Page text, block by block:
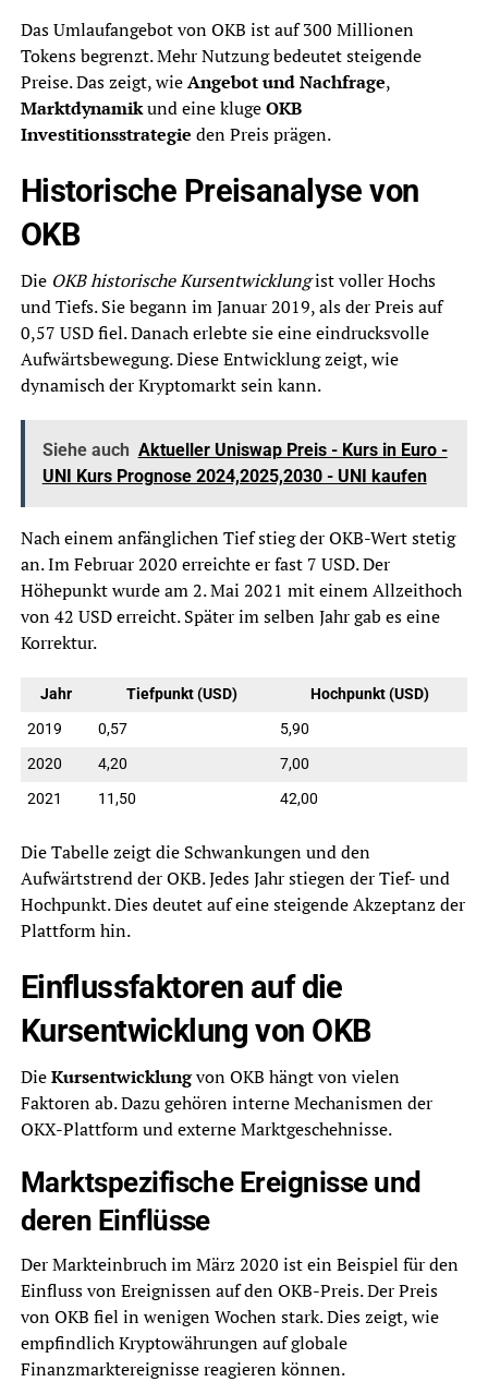
Das Umlaufangebot von OKB ist auf 300 Millionen
Tokens begrenzt. Mehr Nutzung bedeutet steigende
Preise. Das zeigt, wieAngebot und Nachfrage,
Marktdynamikund eine klugeOKB
Investitionsstrategie den Preis prägen.
Historische Preisanalyse von
OKB
Die OKB historische Kursentwicklungist voller Hochs
und Tiefs. Sie begann im Januar 2019, als der Preis auf
0,57 USD fiel. Danach erlebte sie eine eindrucksvolle
Aufwärtsbewegung. Diese Entwicklung zeigt, wie
dynamisch der Kryptomarkt sein kann.
Siehe auch Aktueller Uniswap Preis - Kurs in Euro -
UNI Kurs Prognose 2024,2025,2030 - UNI kaufen
Nach einem anfänglichen Tief stieg der OKB-Wert stetig
an. Im Februar 2020 erreichte er fast 7 USD. Der
Höhepunkt wurde am 2. Mai 2021 mit einem Allzeithoch
von 42 USD erreicht. Später im selben Jahr gab es eine
Korrektur.
Jahr Tiefpunkt (USD)
Hochpunkt (USD)
2019
0,57
5,90
2020
4,20
7,00
2021
11,50 42,00
Die Tabelle zeigt die Schwankungen und den
Aufwärtstrend der OKB. Jedes Jahr stiegen der Tief- und
Hochpunkt. Dies deutet auf eine steigende Akzeptanz der
Plattform hin.
Einflussfaktoren auf die
Kursentwicklung von OKB
DieKursentwicklungvon OKB hängt von vielen
Faktoren ab. Dazu gehören interne Mechanismen der
OKX-Plattform und externe Marktgeschehnisse.
Marktspezifische Ereignisse und
deren Einflüsse
Der Markteinbruch im März 2020 ist ein Beispiel für den
Einfluss von Ereignissen auf den OKB-Preis. Der Preis
von OKB fiel in wenigen Wochen stark. Dies zeigt, wie
empfindlich Kryptowährungen auf globale
Finanzmarktereignisse reagieren können.